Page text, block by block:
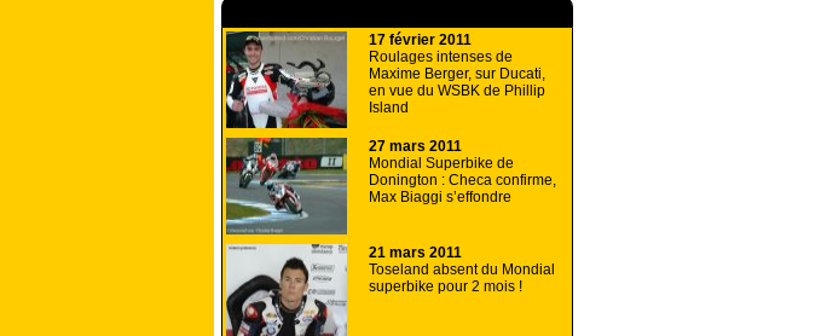
17 février 2011
Roulages intenses de
Maxime Berger, sur Ducati,
en vue du WSBK de Phillip
Island
27 mars 2011
Mondial Superbike de
Donington : Checa confirme,
Max Biaggi s’effondre
21 mars 2011
Toseland absent du Mondial
superbike pour 2 mois !